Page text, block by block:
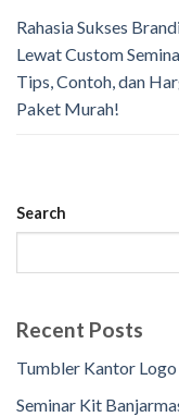
Rahasia Sukses
Lewat Custom
Tips, Contoh, dan
Paket Murah!
Search
Recent Posts
Tumbler Kantor Logo
Seminar Kit